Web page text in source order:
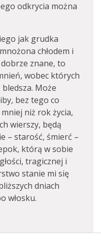
odkrycia można
jak grudka
chłodem i
dobrze znane, to
wobec których
Może
bez tego co
niż rok życia,
wierszy, będą
– starość, śmierć –
którą w sobie
tragicznej i
stanie mi się
dniach
włosku.